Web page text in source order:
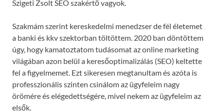
Szigeti Zsolt SEO szakértő vagyok.
Szakmám szerint kereskedelmi menedzser de fél életemet
a banki és kkv szektorban töltöttem. 2020 ban döntöttem
úgy, hogy kamatoztatom tudásomat az online marketing
világában azon belül a keresőoptimalizálás (SEO) keltette
fel a figyelmemet. Ezt sikeresen megtanultam és azóta is
professzionális szinten csinálom az ügyfeleim nagy
örömére és elégedettségére, mivel nekem az ügyfeleim az
elsők.